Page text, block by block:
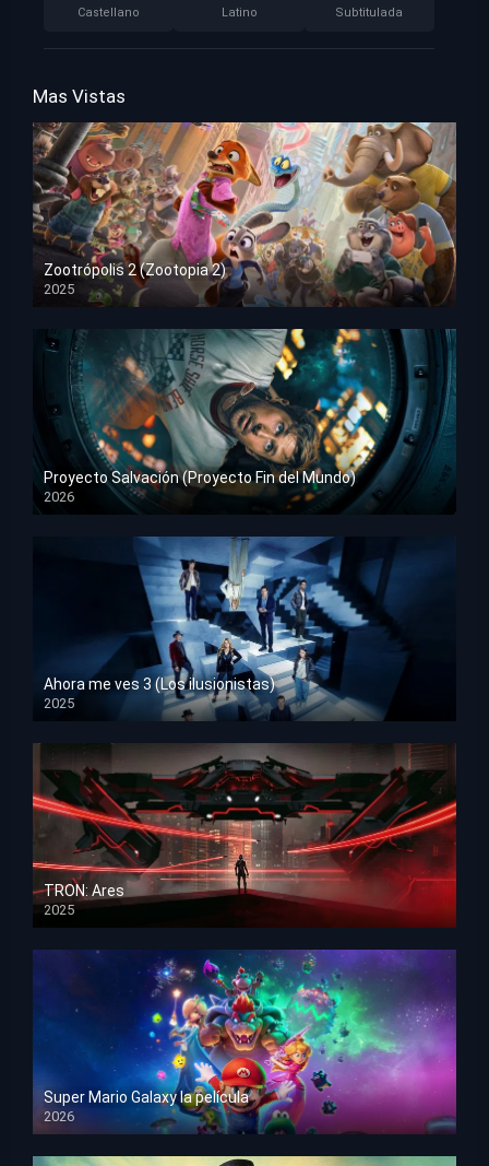
Castellano Latino Subtitulada
Mas Vistas
Zootrópolis 2 (Zootopia 2)
2025
HD 1080p
Proyecto Salvación (Proyecto Fin del Mundo)
2026
HD 1080p
Ahora me ves 3 (Los ilusionistas)
2025
HD 1080p
TRON: Ares
2025
HD 1080p
Super Mario Galaxy la película
2026
HD 1080p